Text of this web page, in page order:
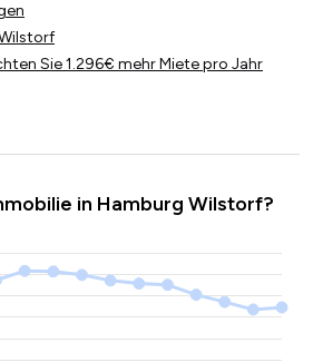
Sie 1.296€ mehr Miete pro Jahr
in Hamburg Wilstorf?